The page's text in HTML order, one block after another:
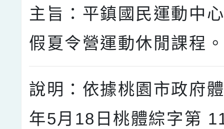
主旨：平鎮國民運動中
假夏令營運動休閒課程
說明：依據桃園市政府
年5月18日桃體綜字第